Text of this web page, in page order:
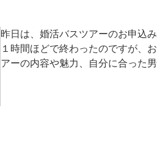
昨日は、婚活バスツアーのお申込
１時間ほどで終わったのですが、
アーの内容や魅力、自分に合った